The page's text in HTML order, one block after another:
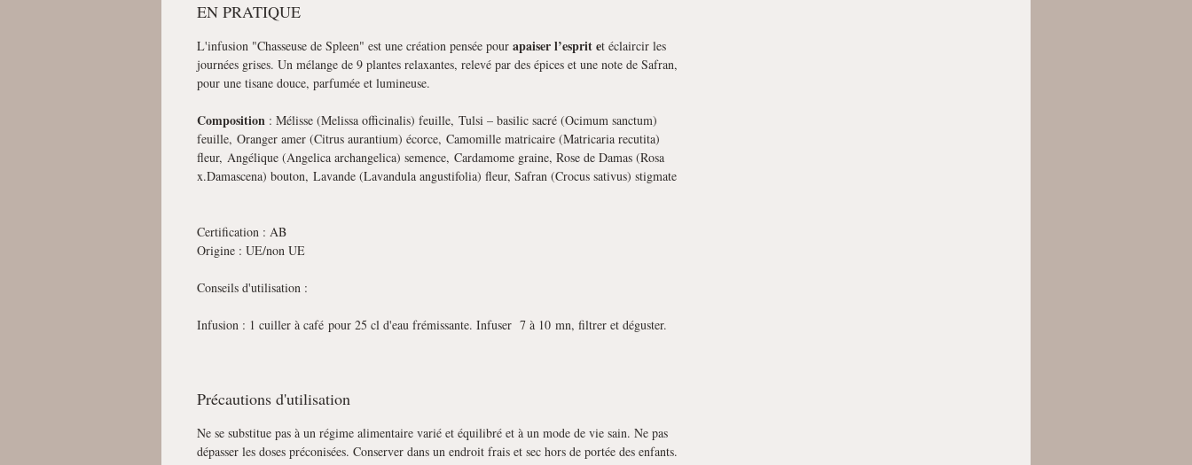
EN PRATIQUE
L'infusion "Chasseuse de Spleen" est une création pensée pour apaiser l’esprit et éclaircir les
journées grises. Un mélange de 9 plantes relaxantes, relevé par des épices et une note de Safran,
pour une tisane douce, parfumée et lumineuse.
Composition : Mélisse (Melissa officinalis) feuille, Tulsi – basilic sacré (Ocimum sanctum)
feuille, Oranger amer (Citrus aurantium) écorce, Camomille matricaire (Matricaria recutita)
fleur, Angélique (Angelica archangelica) semence, Cardamome graine, Rose de Damas (Rosa
x.Damascena) bouton, Lavande (Lavandula angustifolia) fleur, Safran (Crocus sativus) stigmate
Certification : AB
Origine : UE/non UE
Conseils d'utilisation :
Infusion : 1 cuiller à café pour 25 cl d'eau frémissante. Infuser 7 à 10 mn, filtrer et déguster.
Précautions d'utilisation
Ne se substitue pas à un régime alimentaire varié et équilibré et à un mode de vie sain. Ne pas
dépasser les doses préconisées. Conserver dans un endroit frais et sec hors de portée des enfants.